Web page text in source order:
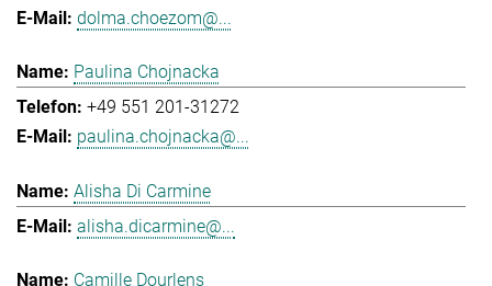
dolma.choezom@...
Paulina Chojnacka
+49 551 201-31272
paulina.chojnacka@...
Alisha Di Carmine
alisha.dicarmine@...
Camille Dourlens